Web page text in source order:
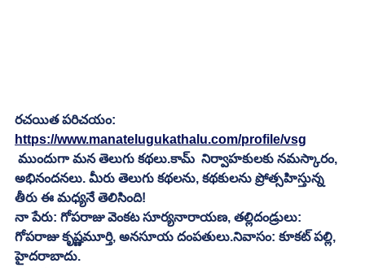
రచయిత పరిచయం:
https://www.manatelugukathalu.com/profile/vsg
ముందుగా మన తెలుగు కథలు.కామ్  నిర్వాహకులకు నమస్కారం,
అభినందనలు. మీరు తెలుగు కథలను, కథకులను ప్రోత్సహిస్తున్న
తీరు ఈ మధ్యనే తెలిసింది!
నా పేరు: గోపరాజు వెంకట సూర్యనారాయణ, తల్లిదండ్రులు:
గోపరాజు కృష్ణమూర్తి, అనసూయ దంపతులు.నివాసం: కూకట్ పల్లి,
హైదరాబాదు.